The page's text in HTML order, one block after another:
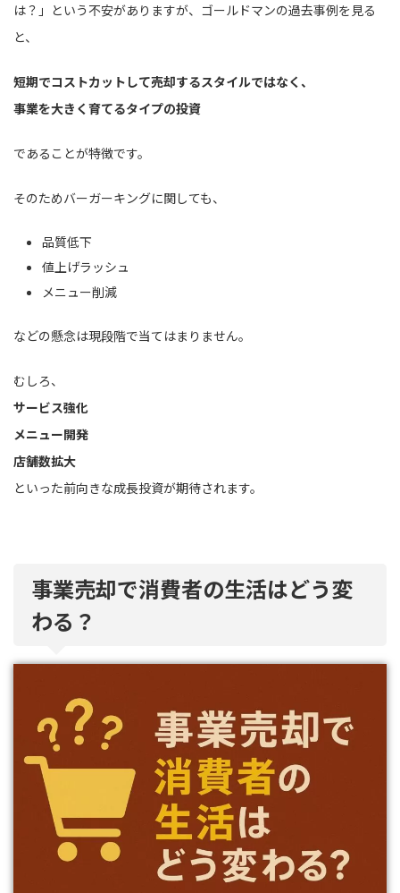
は？」という不安がありますが、ゴールドマンの過去事例を見る
と、
短期でコストカットして売却するスタイルではなく、
事業を大きく育てるタイプの投資
であることが特徴です。
そのためバーガーキングに関しても、
品質低下
値上げラッシュ
メニュー削減
などの懸念は現段階で当てはまりません。
むしろ、
サービス強化
メニュー開発
店舗数拡大
といった前向きな成長投資が期待されます。
事業売却で消費者の生活はどう変
わる？